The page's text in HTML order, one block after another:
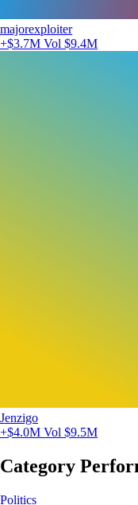
majorexploiter
+$3.7M Vol $9.4M
Jenzigo
+$4.0M Vol $9.5M
Category
Politics